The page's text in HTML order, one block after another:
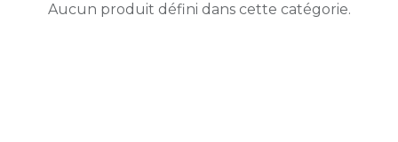
Aucun produit défini dans cette catégorie.